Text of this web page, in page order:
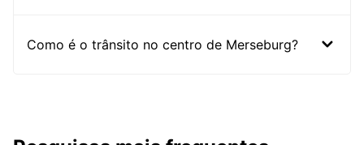
Como é o trânsito no centro de Merseburg?